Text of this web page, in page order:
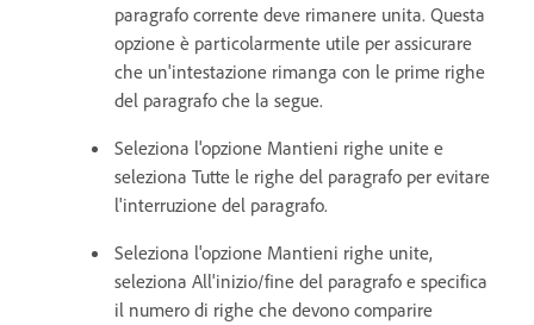
paragrafo corrente deve rimanere unita. Questa
opzione è particolarmente utile per assicurare
che un'intestazione rimanga con le prime righe
del paragrafo che la segue.
Seleziona l'opzione Mantieni righe unite e
seleziona Tutte le righe del paragrafo per evitare
l'interruzione del paragrafo.
Seleziona l'opzione Mantieni righe unite,
seleziona All'inizio/fine del paragrafo e specifica
il numero di righe che devono comparire